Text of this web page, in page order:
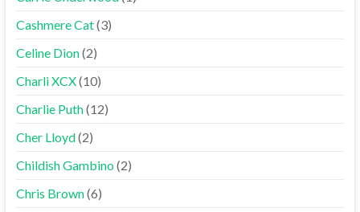
Cashmere Cat(3)
Celine Dion(2)
Charli XCX(10)
Charlie Puth(12)
Cher Lloyd(2)
Childish Gambino(2)
Chris Brown(6)